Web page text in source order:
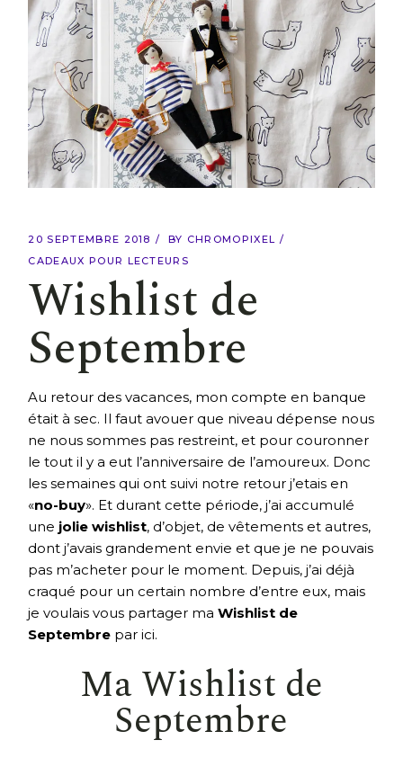
20 SEPTEMBRE 2018 BY CHROMOPIXEL
CADEAUX POUR LECTEURS
Wishlist de
Septembre
Au retour des vacances, mon compte en banque
était à sec. Il faut avouer que niveau dépense nous
ne nous sommes pas restreint, et pour couronner
le tout il y a eut l’anniversaire de l’amoureux. Donc
les semaines qui ont suivi notre retour j’etais en
«no-buy». Et durant cette période, j’ai accumulé
une jolie wishlist, d’objet, de vêtements et autres,
dont j’avais grandement envie et que je ne pouvais
pas m’acheter pour le moment. Depuis, j’ai déjà
craqué pour un certain nombre d’entre eux, mais
je voulais vous partager maWishlist de
Septembre par ici.
Ma Wishlist de
Septembre